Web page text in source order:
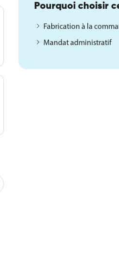
Pourquoi choisir
Fabrication à la
Mandat administratif